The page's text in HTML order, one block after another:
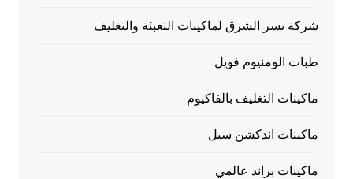
شركة نسر الشرق لماكينات التعبئة والتغليف
طبات الومنيوم فويل
ماكينات التغليف بالفاكيوم
ماكينات اندكشن سيل
ماكينات براند عالمي